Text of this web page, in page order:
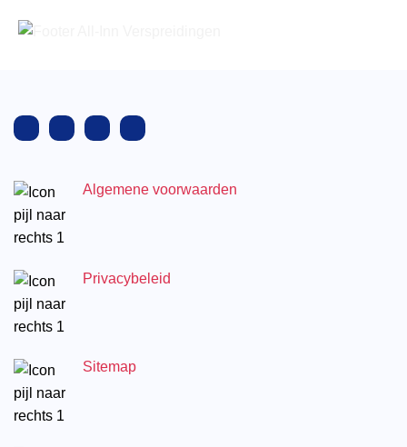
Algemene voorwaarden
Privacybeleid
Sitemap